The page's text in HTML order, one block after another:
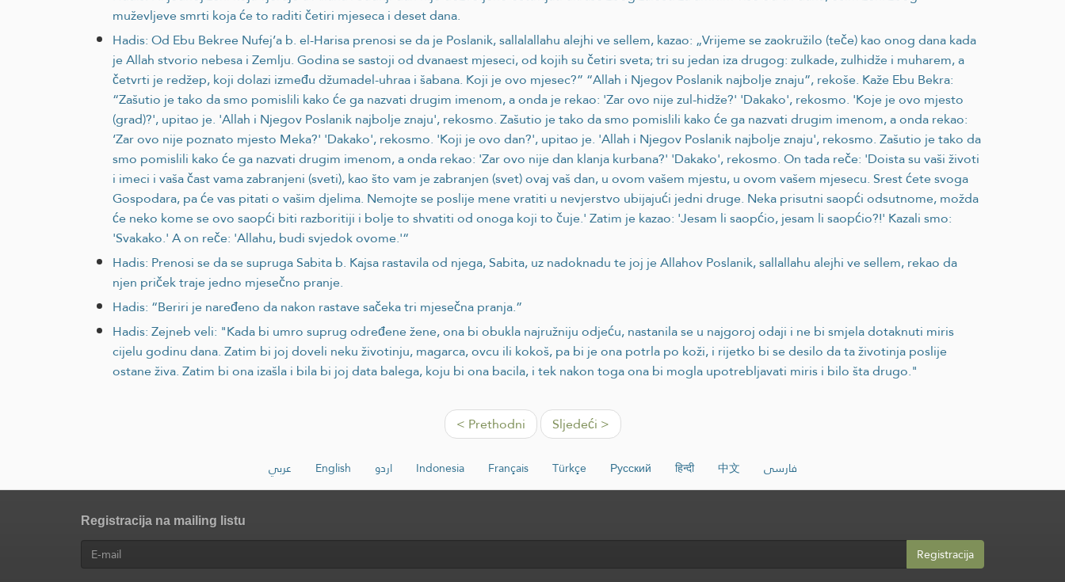
muževljeve smrti koja će to raditi četiri mjeseca i deset dana.
Hadis: Od Ebu Bekree Nufej’a b. el-Harisa prenosi se da je Poslanik, sallalallahu alejhi ve sellem, kazao: „Vrijeme se zaokružilo (teče) kao onog dana kada
je Allah stvorio nebesa i Zemlju. Godina se sastoji od dvanaest mjeseci, od kojih su četiri sveta; tri su jedan iza drugog: zulkade, zulhidže i muharem, a
četvrti je redžep, koji dolazi između džumadel-uhraa i šabana. Koji je ovo mjesec?” “Allah i Njegov Poslanik najbolje znaju”, rekoše. Kaže Ebu Bekra:
“Zašutio je tako da smo pomislili kako će ga nazvati drugim imenom, a onda je rekao: 'Zar ovo nije zul-hidže?' 'Dakako', rekosmo. 'Koje je ovo mjesto
(grad)?', upitao je. 'Allah i Njegov Poslanik najbolje znaju', rekosmo. Zašutio je tako da smo pomislili kako će ga nazvati drugim imenom, a onda rekao:
‘Zar ovo nije poznato mjesto Meka?' 'Dakako', rekosmo. 'Koji je ovo dan?', upitao je. 'Allah i Njegov Poslanik najbolje znaju', rekosmo. Zašutio je tako da
smo pomislili kako će ga nazvati drugim imenom, a onda rekao: 'Zar ovo nije dan klanja kurbana?' 'Dakako', rekosmo. On tada reče: 'Doista su vaši životi
i imeci i vaša čast vama zabranjeni (sveti), kao što vam je zabranjen (svet) ovaj vaš dan, u ovom vašem mjestu, u ovom vašem mjesecu. Srest ćete svoga
Gospodara, pa će vas pitati o vašim djelima. Nemojte se poslije mene vratiti u nevjerstvo ubijajući jedni druge. Neka prisutni saopći odsutnome, možda
će neko kome se ovo saopći biti razboritiji i bolje to shvatiti od onoga koji to čuje.' Zatim je kazao: 'Jesam li saopćio, jesam li saopćio?!' Kazali smo:
'Svakako.' A on reče: 'Allahu, budi svjedok ovome.'“
Hadis: Prenosi se da se supruga Sabita b. Kajsa rastavila od njega, Sabita, uz nadoknadu te joj je Allahov Poslanik, sallallahu alejhi ve sellem, rekao da
njen priček traje jedno mjesečno pranje.
Hadis: “Beriri je naređeno da nakon rastave sačeka tri mjesečna pranja.”
Hadis: Zejneb veli: "Kada bi umro suprug određene žene, ona bi obukla najružniju odjeću, nastanila se u najgoroj odaji i ne bi smjela dotaknuti miris
cijelu godinu dana. Zatim bi joj doveli neku životinju, magarca, ovcu ili kokoš, pa bi je ona potrla po koži, i rijetko bi se desilo da ta životinja poslije
ostane živa. Zatim bi ona izašla i bila bi joj data balega, koju bi ona bacila, i tek nakon toga ona bi mogla upotrebljavati miris i bilo šta drugo."
< Prethodni Sljedeći >
عربي English اردو Indonesia Français Türkçe Русский हिन्दी 中文 فارسی
Registracija na mailing listu
Registracija